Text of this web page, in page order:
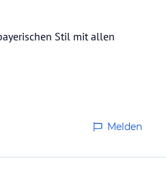
Stil mit allen
Melden